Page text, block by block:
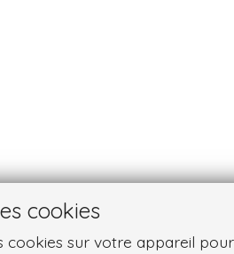
cookies
cookies sur votre appareil